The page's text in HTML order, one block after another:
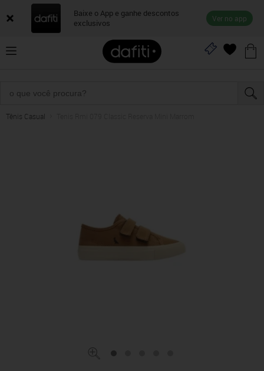
Baixe o App e ganhe descontos
exclusivos
Ver no app
Tênis Casual